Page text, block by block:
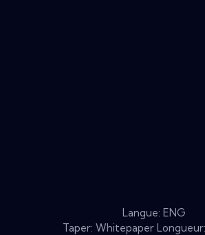
Langue: ENG
Taper: Whitepaper